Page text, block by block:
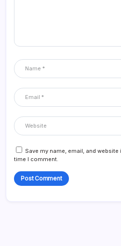
Save my name, email, and
time I comment.